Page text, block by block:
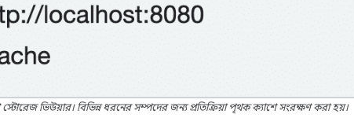
ভিউয়ার। বিভিন্ন ধরনের সম্পদের জন্য প্রতিক্রিয়া পৃথক ক্যাশে সংরক্ষণ করা হয়।